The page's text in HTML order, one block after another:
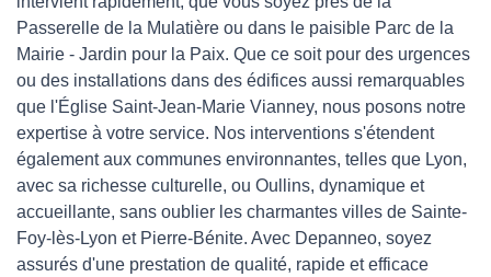
Passerelle de la Mulatière ou dans le paisible Parc de la
Mairie - Jardin pour la Paix. Que ce soit pour des urgences
ou des installations dans des édifices aussi remarquables
que l'Église Saint-Jean-Marie Vianney, nous posons notre
expertise à votre service. Nos interventions s'étendent
également aux communes environnantes, telles que Lyon,
avec sa richesse culturelle, ou Oullins, dynamique et
accueillante, sans oublier les charmantes villes de Sainte-
Foy-lès-Lyon et Pierre-Bénite. Avec Depanneo, soyez
assurés d'une prestation de qualité, rapide et efficace